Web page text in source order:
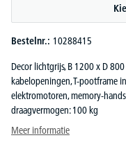
Bestelnr.: 10288415
Decor lichtgrijs, B 1200 x D
kabelopeningen, T-pootframe
elektromotoren, memory-
draagvermogen: 100 kg
Meer informatie